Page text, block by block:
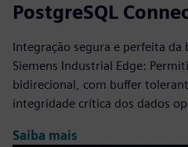
PostgreSQL
Integração segura e perfeita da
Siemens Industrial Edge:
bidirecional, com buffer
integridade crítica dos dados
Saiba mais